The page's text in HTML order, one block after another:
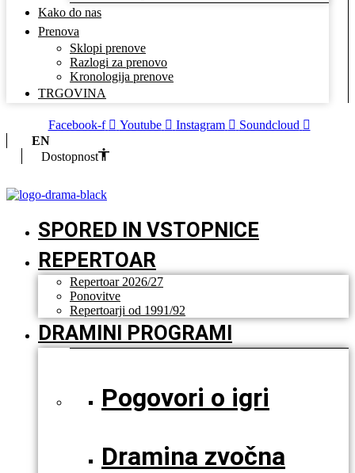
Kako do nas
Prenova
Sklopi prenove
Razlogi za prenovo
Kronologija prenove
TRGOVINA
Facebook-f Youtube Instagram
Soundcloud
EN
Dostopnost
SPORED IN VSTOPNICE
REPERTOAR
Repertoar 2026/27
Ponovitve
Repertoarji od 1991/92
DRAMINI PROGRAMI
Pogovori o igri
Dramina zvočna